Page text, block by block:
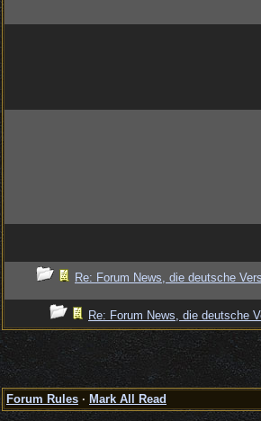
Re: Forum News, die deutsche
Re: Forum News, die deutsche
Forum Rules · Mark All Read